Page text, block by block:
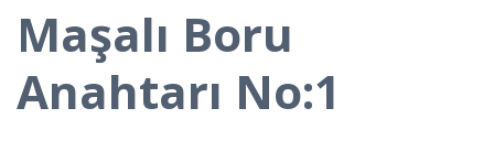
Maşalı Boru
Anahtarı No:1